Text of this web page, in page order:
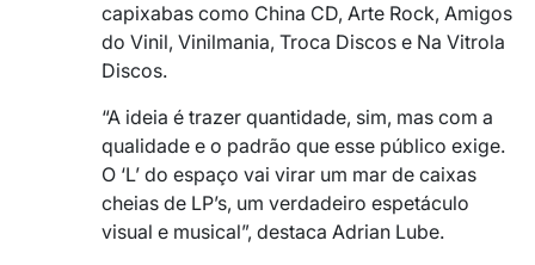
capixabas como China CD, Arte Rock, Amigos
do Vinil, Vinilmania, Troca Discos e Na Vitrola
Discos.
“A ideia é trazer quantidade, sim, mas com a
qualidade e o padrão que esse público exige.
O ‘L’ do espaço vai virar um mar de caixas
cheias de LP’s, um verdadeiro espetáculo
visual e musical”, destaca Adrian Lube.